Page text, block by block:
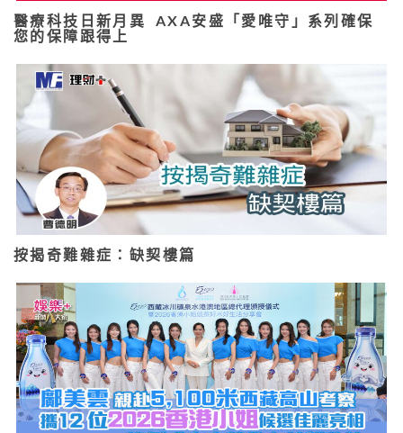
醫療科技日新月異 AXA安盛「愛唯守」系列確保
您的保障跟得上
按揭奇難雜症：缺契樓篇